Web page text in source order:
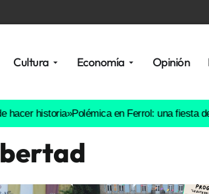
Cultura Economía Opinión
Polémica en Ferrol: una fiesta de la